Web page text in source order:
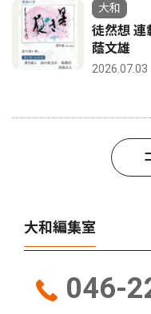
大和
徒然想
蔭文雄
2026.07.03
大和編集室
046-